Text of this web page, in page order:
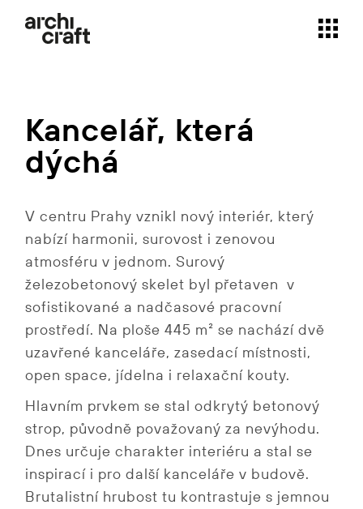
content
Kancelář, která
dýchá
V centru Prahy vznikl nový interiér, který
nabízí harmonii, surovost i zenovou
atmosféru v jednom. Surový
železobetonový skelet byl přetaven v
sofistikované a nadčasové pracovní
prostředí. Na ploše 445 m² se nachází dvě
uzavřené kanceláře, zasedací místnosti,
open space, jídelna i relaxační kouty.
Hlavním prvkem se stal odkrytý betonový
strop, původně považovaný za nevýhodu.
Dnes určuje charakter interiéru a stal se
inspirací i pro další kanceláře v budově.
Brutalistní hrubost tu kontrastuje s jemnou